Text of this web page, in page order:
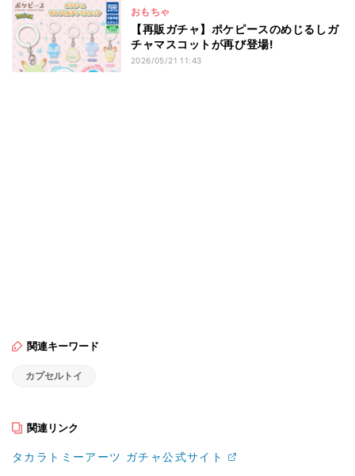
おもちゃ
【再販ガチャ】ポケピースのめじるしガ
チャマスコットが再び登場!
2026/05/21 11:43
関連キーワード
カプセルトイ
関連リンク
タカラトミーアーツ ガチャ公式サイト